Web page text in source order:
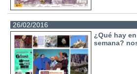
26/02/2016
¿Qué hay
semana?